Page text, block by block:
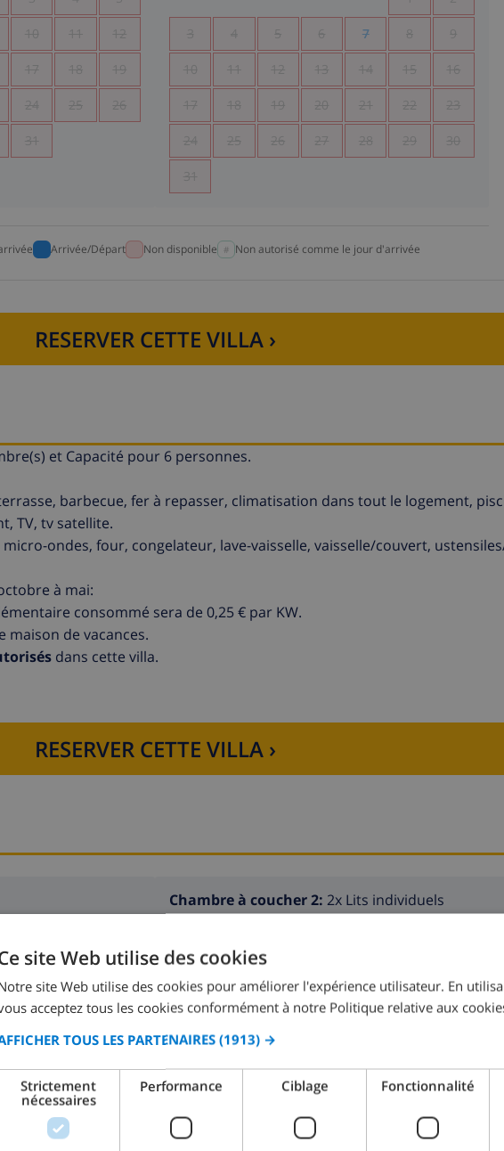
10 11 12
17 18 19
24 25 26
31
3 4 5 6 7 8 9
10 11 12 13 14 15 16
17 18 19 20 21 22 23
24 25 26 27 28 29 30
31
Arrivée/Départ Non disponible Non autorisé comme le jour d'arrivée
RESERVER CETTE VILLA ›
et Capacité pour 6 personnes.
barbecue, fer à repasser, climatisation dans tout le logement,
TV, tv satellite.
ondes, four, congelateur, lave-vaisselle, vaisselle/couvert,
à mai:
consommé sera de 0,25 € par KW.
maison de vacances.
dans cette villa.
RESERVER CETTE VILLA ›
Chambre à coucher 2: 2x Lits individuels
Salle de bain 2: Douche, Lavabo, Toilette
site Web utilise des cookies
site Web utilise des cookies pour améliorer l'expérience utilisateur. En
acceptez tous les cookies conformément à notre Politique relative aux
TOUS LES PARTENAIRES (1913) →
Strictement
nécessaires
Performance Ciblage Fonctionnalité